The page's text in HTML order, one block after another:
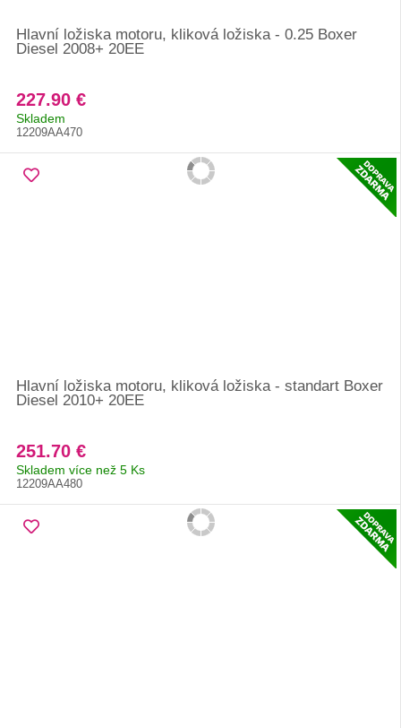
Hlavní ložiska motoru, kliková ložiska - 0.25 Boxer
Diesel 2008+ 20EE
227.90 €
Skladem
12209AA470
Hlavní ložiska motoru, kliková ložiska - standart Boxer
Diesel 2010+ 20EE
251.70 €
Skladem více než 5 Ks
12209AA480